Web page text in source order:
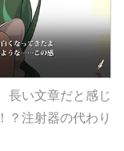
長い文章だと感じ
？注射器の代わり